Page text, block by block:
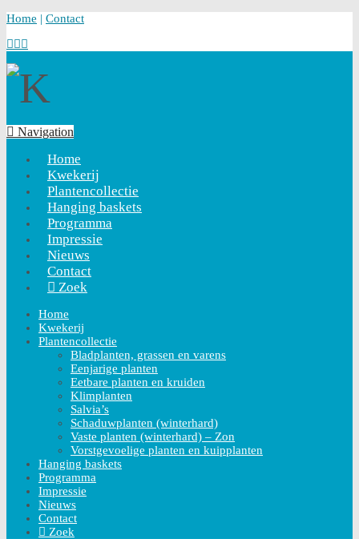
Home | Contact
Navigation
Home
Kwekerij
Plantencollectie
Hanging baskets
Programma
Impressie
Nieuws
Contact
Zoek
Home
Kwekerij
Plantencollectie
Bladplanten, grassen en varens
Eenjarige planten
Eetbare planten en kruiden
Klimplanten
Salvia’s
Schaduwplanten (winterhard)
Vaste planten (winterhard) – Zon
Vorstgevoelige planten en kuipplanten
Hanging baskets
Programma
Impressie
Nieuws
Contact
Zoek